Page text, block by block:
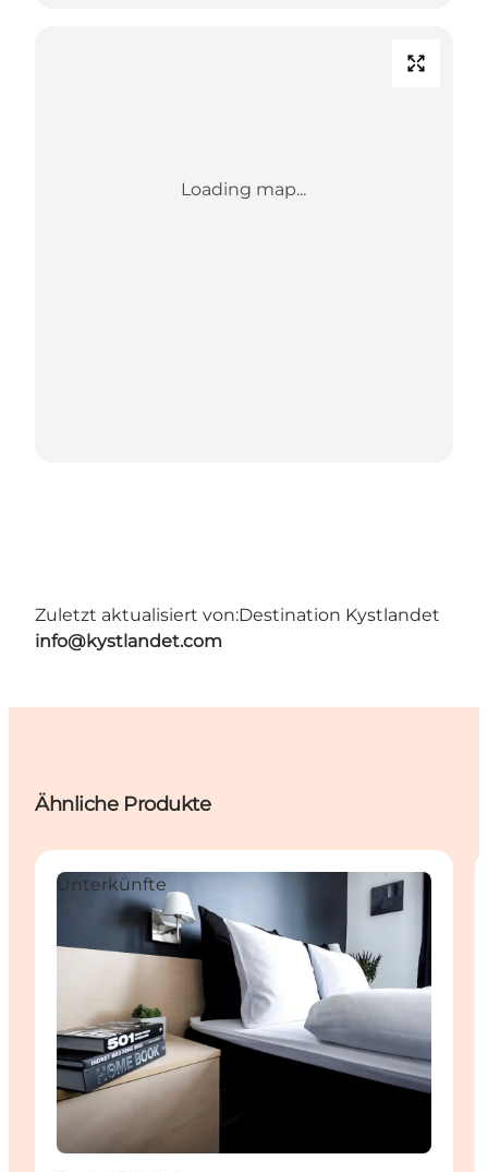
Loading map...
Zuletzt aktualisiert von:Destination Kystlandet
info@kystlandet.com
Ähnliche Produkte
Unterkünfte